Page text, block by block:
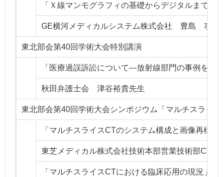
「Ｘ線マンモグラフィの基礎からデジタルまで」
GE横河メディカルシステム株式会社 豊島 功先
東北部会第40回学術大会特別講演
「医療過誤訴訟について―放射線部門の事例を含
秋田弁護士会 津谷裕貴先生
東北部会第40回学術大会シンポジウム「マルチスライ
「マルチスライスCTのシステム構成と画像再構成
東芝メディカル株式会社技術本部営業技術部
「マルチスライスCTにおける臨床応用の現況」